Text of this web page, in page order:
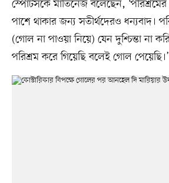
স্পোর্টসকে মার্তিনেজ বলেছেন,
পাশে থাকার জন্য সতীর্থদেরও ধন্যবাদ।
(গোল না পাওয়া নিয়ে) যেন দুশ্চিন্তা না
পরিশ্রম করে গিয়েছি বলেই গোল পেয়েছি।’